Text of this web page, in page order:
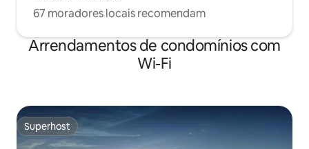
67 moradores locais recomendam
Arrendamentos de condomínios com
Wi-Fi
Superhost
Superhost